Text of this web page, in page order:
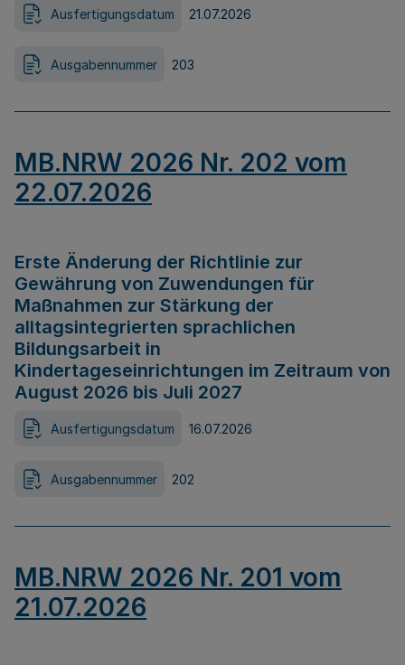
Ausfertigungsdatum 21.07.2026
Ausgabennummer 203
MB.NRW 2026 Nr. 202 vom
22.07.2026
Erste Änderung der Richtlinie zur
Gewährung von Zuwendungen für
Maßnahmen zur Stärkung der
alltagsintegrierten sprachlichen
Bildungsarbeit in
Kindertageseinrichtungen im Zeitraum von
August 2026 bis Juli 2027
Ausfertigungsdatum 16.07.2026
Ausgabennummer 202
MB.NRW 2026 Nr. 201 vom
21.07.2026